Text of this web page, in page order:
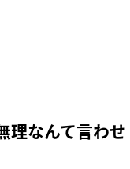
なんて言わせ